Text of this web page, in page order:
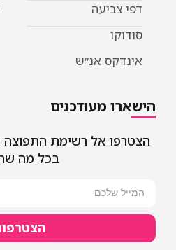
אנ״ש
פייטן
אל רשימת התפוצה שלנו
בכל מה שחדש